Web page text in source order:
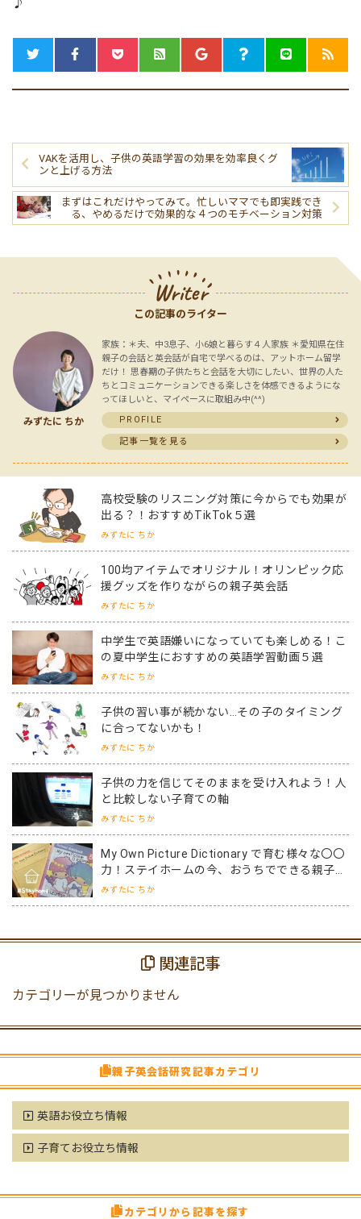
VAKを活用し、子供の英語学習の効果を効率良くグ
ンと上げる方法
まずはこれだけやってみて。忙しいママでも即実践でき
る、やめるだけで効果的な４つのモチベーション対策
Writer
この記事のライター
みずたに ちか
家族：＊夫、中3息子、小6娘と暮らす４人家族 ＊愛知県在住
親子の会話と英会話が自宅で学べるのは、アットホーム留学
だけ！ 思春期の子供たちと会話を大切にしたい、世界の人た
ちとコミュニケーションできる楽しさを体感できるようにな
ってほしいと、マイペースに取組み中(^^)
PROFILE
記事一覧を見る
高校受験のリスニング対策に今からでも効果が
出る？！おすすめTikTok５選
みずたに ちか
100均アイテムでオリジナル！オリンピック応
援グッズを作りながらの親子英会話
みずたに ちか
中学生で英語嫌いになっていても楽しめる！こ
の夏中学生におすすめの英語学習動画５選
みずたに ちか
子供の習い事が続かない…その子のタイミング
に合ってないかも！
みずたに ちか
子供の力を信じてそのままを受け入れよう！人
と比較しない子育ての軸
みずたに ちか
My Own Picture Dictionary で育む様々な〇〇
力！ステイホームの今、おうちでできる親子英
語学習のかたち
みずたに ちか
関連記事
カテゴリーが見つかりません
親子英会話研究記事カテゴリ
英語お役立ち情報
子育てお役立ち情報
カテゴリから記事を探す